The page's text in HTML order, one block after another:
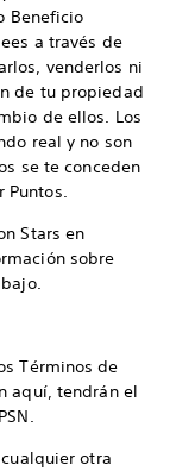
Beneficio
a través de
venderlos ni
de tu propiedad
de ellos. Los
real y no son
se te conceden
Puntos.
Stars en
sobre
Términos de
aquí, tendrán el
otra